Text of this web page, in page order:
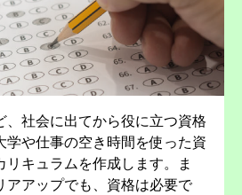
、社会に出てから役に立つ資格
学や仕事の空き時間を使った資
キュラムを作成します。ま
アアップでも、資格は必要で